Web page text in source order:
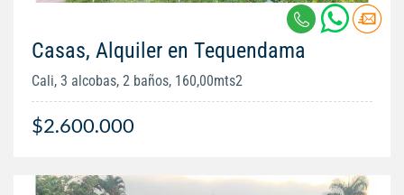
Casas, Alquiler en Tequendama
Cali, 3 alcobas, 2 baños, 160,00mts2
$2.600.000